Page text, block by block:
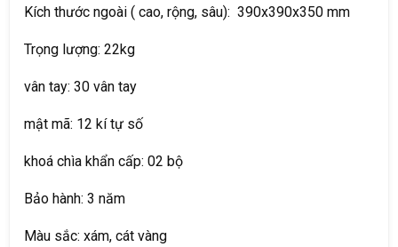
Kích thước ngoài ( cao, rộng, sâu): 390x390x350 mm
Trọng lượng: 22kg
vân tay: 30 vân tay
mật mã: 12 kí tự số
khoá chìa khẩn cấp: 02 bộ
Bảo hành: 3 năm
Màu sắc: xám, cát vàng